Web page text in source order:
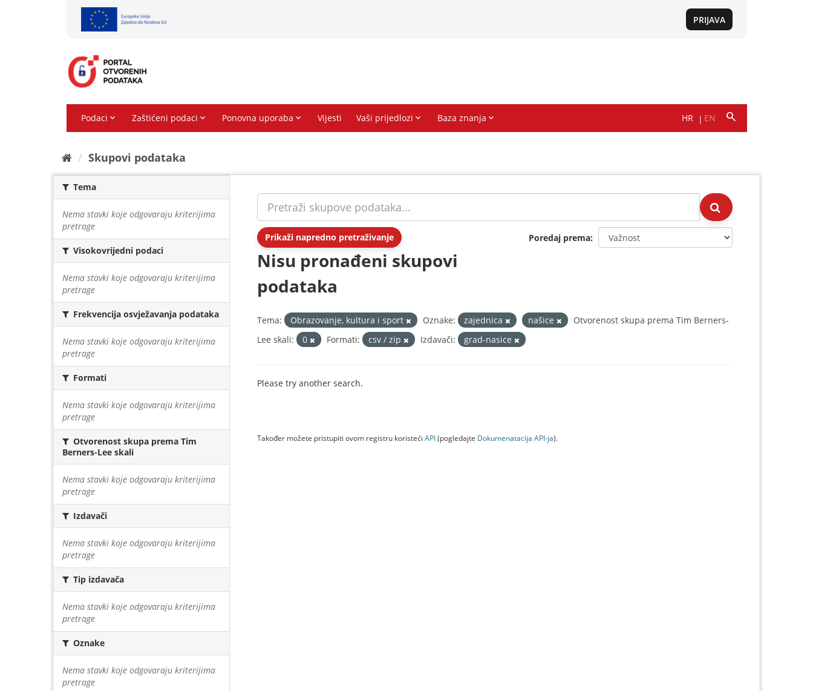
Skupovi podаtаkа
Tema
Nema stavki koje odgovaraju kriterijima
pretrage
Visokovrijedni podaci
Nema stavki koje odgovaraju kriterijima
pretrage
Frekvencija osvježavanja podataka
Nema stavki koje odgovaraju kriterijima
pretrage
Formati
Nema stavki koje odgovaraju kriterijima
pretrage
Otvorenost skupa prema Tim
Berners-Lee skali
Nema stavki koje odgovaraju kriterijima
pretrage
Izdavači
Nema stavki koje odgovaraju kriterijima
pretrage
Tip izdavača
Nema stavki koje odgovaraju kriterijima
pretrage
Oznake
Nema stavki koje odgovaraju kriterijima
pretrage
Prikaži napredno pretraživanje Poredaj prema
Nisu pronađeni skupovi
podataka
Tema: Obrazovanje, kultura i sport Oznake: zajednica našice
Otvorenost skupa prema Tim Berners-
Lee skali:
0 Formati: csv / zip Izdavači: grad-nasice
Please try another search.
Također možete pristupiti ovom registru koristeći API(pogledajte Dokumenаtаcijа API-jа).